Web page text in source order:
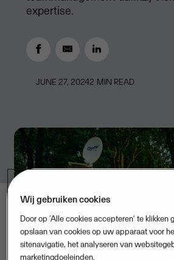
expertise.
JUNE 27, 20242 MIN READ
Wij gebruiken cookies
Door op ‘Alle cookies accepteren’ te klikken
opslaan van cookies op uw apparaat voor
sitenavigatie, het analyseren van
marketingdoeleinden.